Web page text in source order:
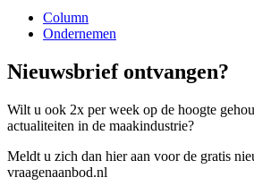
Column
Ondernemen
Nieuwsbrief ontvangen?
Wilt u ook 2x per week op de hoogte
actualiteiten in de maakindustrie?
Meldt u zich dan hier aan voor de gratis
vraagenaanbod.nl